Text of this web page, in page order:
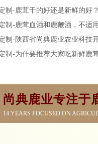
制-鹿茸干的好还是新鲜的好？
制-鹿茸血酒和鹿鞭酒，不适
制-陕西省尚典鹿业农业科技
制-为什要推荐大家吃新鲜鹿茸
尚典鹿业专注于
14 YEARS FOCUSED ON